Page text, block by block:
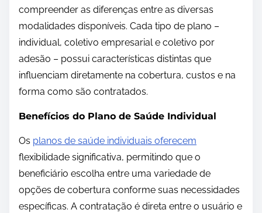
compreender as diferenças entre as diversas
modalidades disponíveis. Cada tipo de plano –
individual, coletivo empresarial e coletivo por
adesão – possui características distintas que
influenciam diretamente na cobertura, custos e na
forma como são contratados.
Benefícios do Plano de Saúde Individual
Os planos de saúde individuais oferecem
flexibilidade significativa, permitindo que o
beneficiário escolha entre uma variedade de
opções de cobertura conforme suas necessidades
específicas. A contratação é direta entre o usuário e